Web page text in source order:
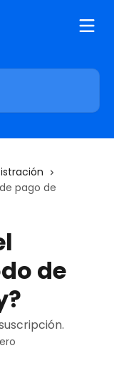
pago de
de